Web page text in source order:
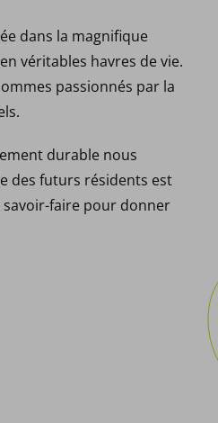
dans la magnifique
véritables havres de vie.
passionnés par la
durable nous
des futurs résidents est
faire pour donner